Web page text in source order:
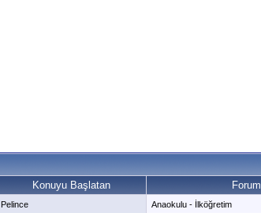
Konuyu Başlatan Forum
Pelince Anaokulu - İlköğretim